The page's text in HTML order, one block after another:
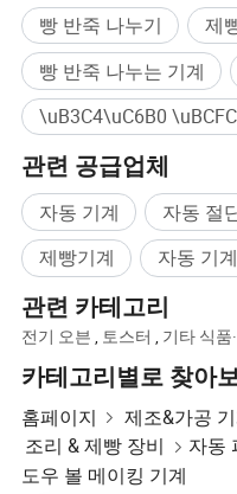
1990년에 설립된 Haidier
는 것이 통𝕩 시스템입니다.
이 회사는 품질 관리 및 기본
빵 반죽 나누기
제
빵 반죽 나누는 기계
\uB3C4\uC6B0
관련 공급업체
자동 기계 자동 절
제빵기계
자동 기
관련 카테고리
전기 오븐 , 토스터 , 기타 식품
카테고리별로 찾아
홈페이지 제조&가공
조리 & 제빵 장비
자동
도우 볼 메이킹 기계